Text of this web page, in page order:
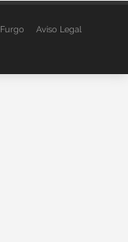
Aviso Legal